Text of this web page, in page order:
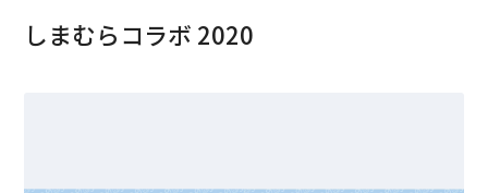
しまむらコラボ 2020